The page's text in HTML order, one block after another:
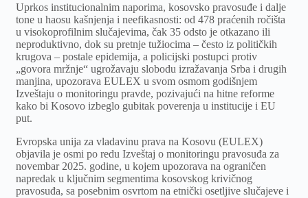
Uprkos institucionalnim naporima, kosovsko pravosuđe i dalje
tone u haosu kašnjenja i neefikasnosti: od 478 praćenih ročišta
u visokoprofilnim slučajevima, čak 35 odsto je otkazano ili
neproduktivno, dok su pretnje tužiocima – često iz političkih
krugova – postale epidemija, a policijski postupci protiv
„govora mržnje“ ugrožavaju slobodu izražavanja Srba i drugih
manjina, upozorava EULEX u svom osmom godišnjem
Izveštaju o monitoringu pravde, pozivajući na hitne reforme
kako bi Kosovo izbeglo gubitak poverenja u institucije i EU
put.
Evropska unija za vladavinu prava na Kosovu (EULEX)
objavila je osmi po redu Izveštaj o monitoringu pravosuđa za
novembar 2025. godine, u kojem upozorava na ograničen
napredak u ključnim segmentima kosovskog krivičnog
pravosuđa, sa posebnim osvrtom na etnički osetljive slučajeve i